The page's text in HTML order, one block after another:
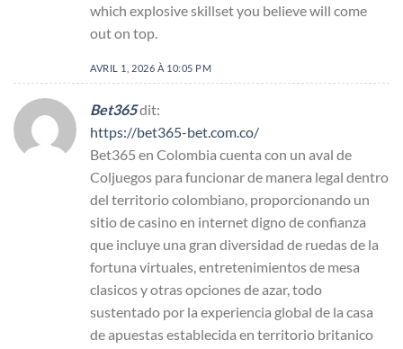
which explosive skillset you believe will come
out on top.
AVRIL 1, 2026 À 10:05 PM
Bet365dit:
https://bet365-bet.com.co/
Bet365 en Colombia cuenta con un aval de
Coljuegos para funcionar de manera legal dentro
del territorio colombiano, proporcionando un
sitio de casino en internet digno de confianza
que incluye una gran diversidad de ruedas de la
fortuna virtuales, entretenimientos de mesa
clasicos y otras opciones de azar, todo
sustentado por la experiencia global de la casa
de apuestas establecida en territorio britanico